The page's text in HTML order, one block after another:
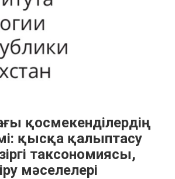
ғасырдағы
негізгі
қосмекенділердің
қысқа қалыптасу
таксономиясы,
мәселелері